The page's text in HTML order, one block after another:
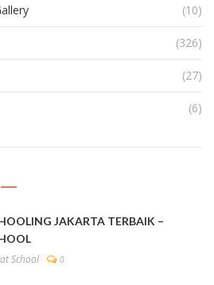
(10)
(326)
(27)
(6)
JAKARTA TERBAIK –
School
0